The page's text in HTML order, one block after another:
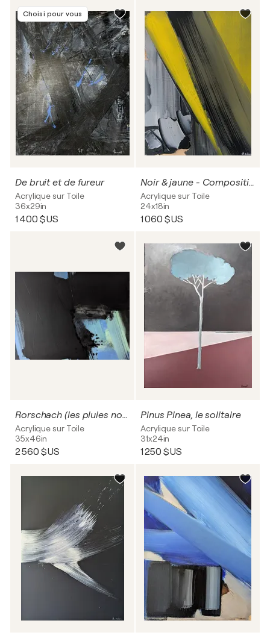
Choisi pour vous
De bruit et de fureur
Acrylique sur Toile
36x29in
1 400 $US
Noir & jaune - Composition
Acrylique sur Toile
24x18in
1 060 $US
Rorschach (les pluies noires)
Acrylique sur Toile
35x46in
2 560 $US
Pinus Pinea, le solitaire
Acrylique sur Toile
31x24in
1 250 $US